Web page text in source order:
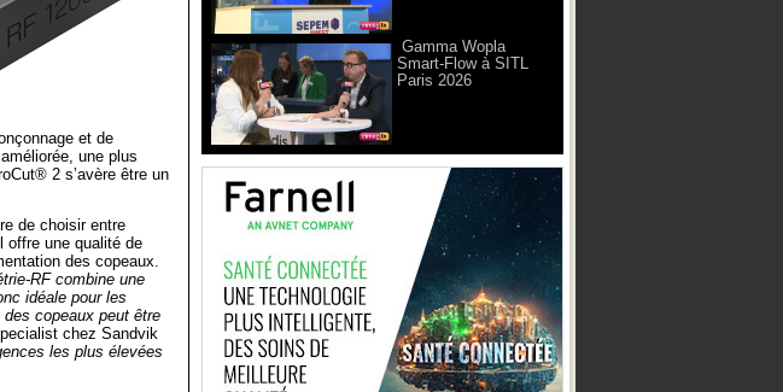
et de
une plus
2 s’avère être un
de choisir entre
offre une qualité de
des copeaux.
RF combine une
idéale pour les
copeaux peut être
chez Sandvik
les plus élevées
Gamma Wopla
Smart-Flow à SITL
Paris 2026